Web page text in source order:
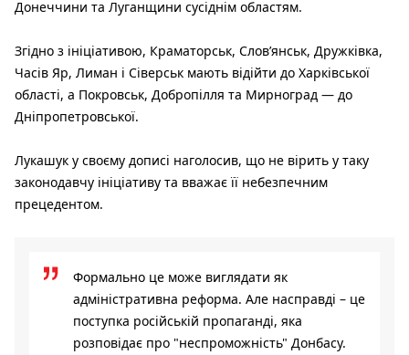
Донеччини та Луганщини сусіднім областям.
Згідно з ініціативою, Краматорськ, Слов’янськ, Дружківка,
Часів Яр, Лиман і Сіверськ мають відійти до Харківської
області, а Покровськ, Добропілля та Мирноград — до
Дніпропетровської.
Лукашук у своєму дописі наголосив, що не вірить у таку
законодавчу ініціативу та вважає її небезпечним
прецедентом.
Формально це може виглядати як
адміністративна реформа. Але насправді – це
поступка російській пропаганді, яка
розповідає про "неспроможність" Донбасу.